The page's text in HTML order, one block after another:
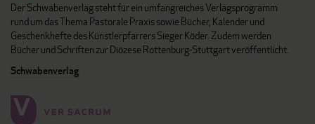
Der Schwabenverlag steht für ein umfangreiches Verlagsprogramm
rund um das Thema Pastorale Praxis sowie Bücher, Kalender und
Geschenkhefte des Künstlerpfarrers Sieger Köder. Zudem werden
Bücher und Schriften zur Diözese Rottenburg-Stuttgart veröffentlicht.
Schwabenverlag